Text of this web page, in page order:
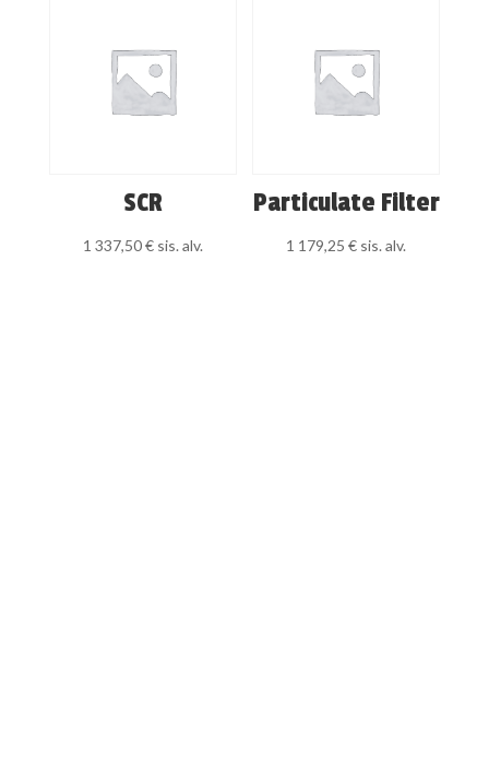
SCR
1 337,50€ sis. alv.
Particulate Filter
1 179,25€ sis. alv.